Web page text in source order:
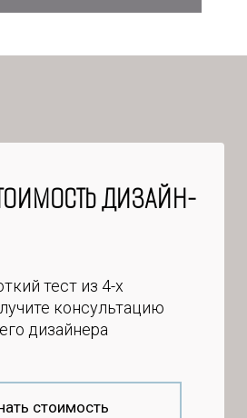
ДИЗАЙН-
тест из 4-х
консультацию
дизайнера
стоимость